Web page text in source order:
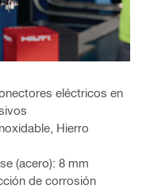
eléctricos en
Hierro
(acero): 8 mm
de corrosión